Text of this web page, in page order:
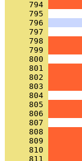
     794
     795
     796
     797
     798
     799
     800
     801
     802
     803
     804
     805
     806
     807
     808
     809
     810
     811